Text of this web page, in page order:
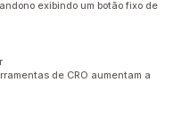
exibindo um botão fixo de
de CRO aumentam a